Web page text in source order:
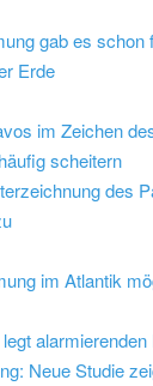
gab es schon
Erde
im Zeichen
scheitern
des
im Atlantik
Neue Studie